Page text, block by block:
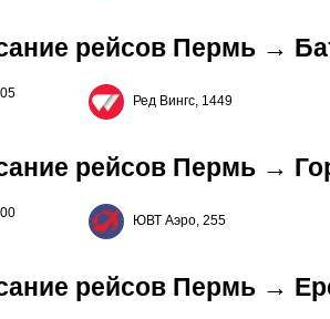
рейсов Пермь →
Ред Вингс, 1449
рейсов Пермь →
ЮВТ Аэро, 255
рейсов Пермь →